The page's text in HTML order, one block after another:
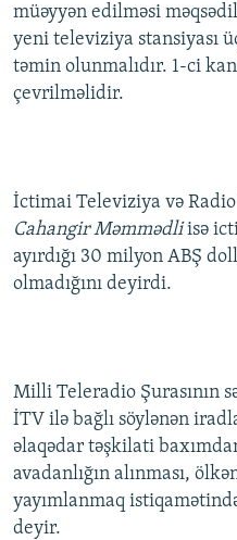
müəyyən edilməsi
yeni televiziya stansiyası
təmin olunmalıdır. 1-ci
çevrilməlidir.
İctimai Televiziya və Radio
Cahangir Məmmədliisə
ayırdığı 30 milyon ABŞ
olmadığını deyirdi.
Milli Teleradio Şurasının
İTV ilə bağlı söylənən
əlaqədar təşkilati
avadanlığın alınması,
yayımlanmaq
deyir.